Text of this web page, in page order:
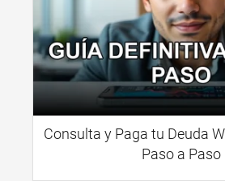
Consulta y Paga tu Deuda
Paso a Paso